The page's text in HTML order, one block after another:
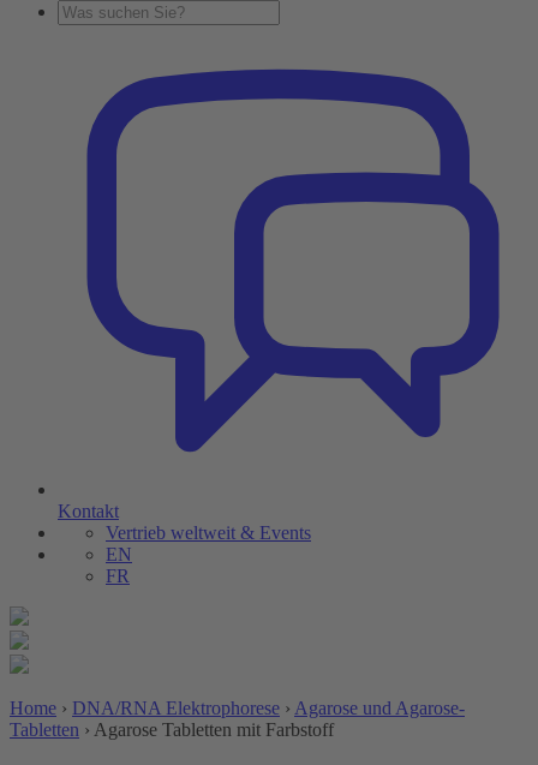
Kontakt
Vertrieb weltweit & Events
EN
FR
Home › DNA/RNA Elektrophorese › Agarose und Agarose-
Tabletten › Agarose Tabletten mit Farbstoff